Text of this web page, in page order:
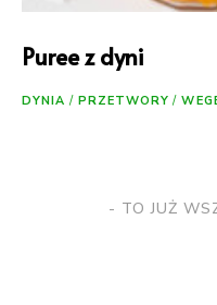
Puree z dyni
DYNIA / PRZETWORY /
TO JUŻ